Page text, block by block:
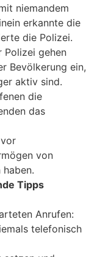
niemandem
erkannte die
die Polizei.
Polizei gehen
Bevölkerung ein,
aktiv sind.
die
das
von
haben.
Tipps
Anrufen:
telefonisch